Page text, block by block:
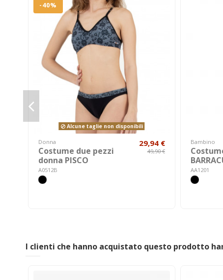
-40%
Alcune taglie non disponibili
Donna
Costume due pezzi
donna PISCO
A0512B
29,94 €
49,90 €
Bambino
AA1201
I clienti che hanno acquistato questo prodotto